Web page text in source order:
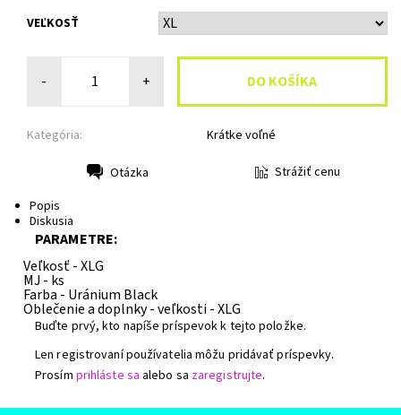
VEĽKOSŤ
- +
Kategória: Krátke voľné
Otázka
Strážiť cenu
Popis
Diskusia
PARAMETRE:
Veľkosť -XLG
MJ - ks
Farba - Uránium Black
Oblečenie a doplnky - veľkosti -XLG
Buďte prvý, kto napíše príspevok k tejto položke.
Len registrovaní používatelia môžu pridávať príspevky.
Prosím prihláste sa alebo sa zaregistrujte.